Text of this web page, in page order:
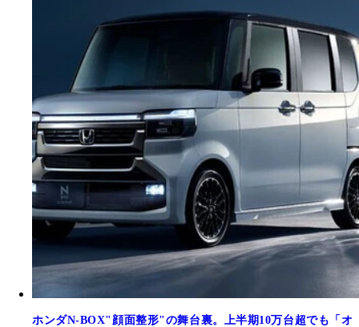
ホンダN-BOX"顔面整形"の舞台裏。上半期10万台超でも「オ